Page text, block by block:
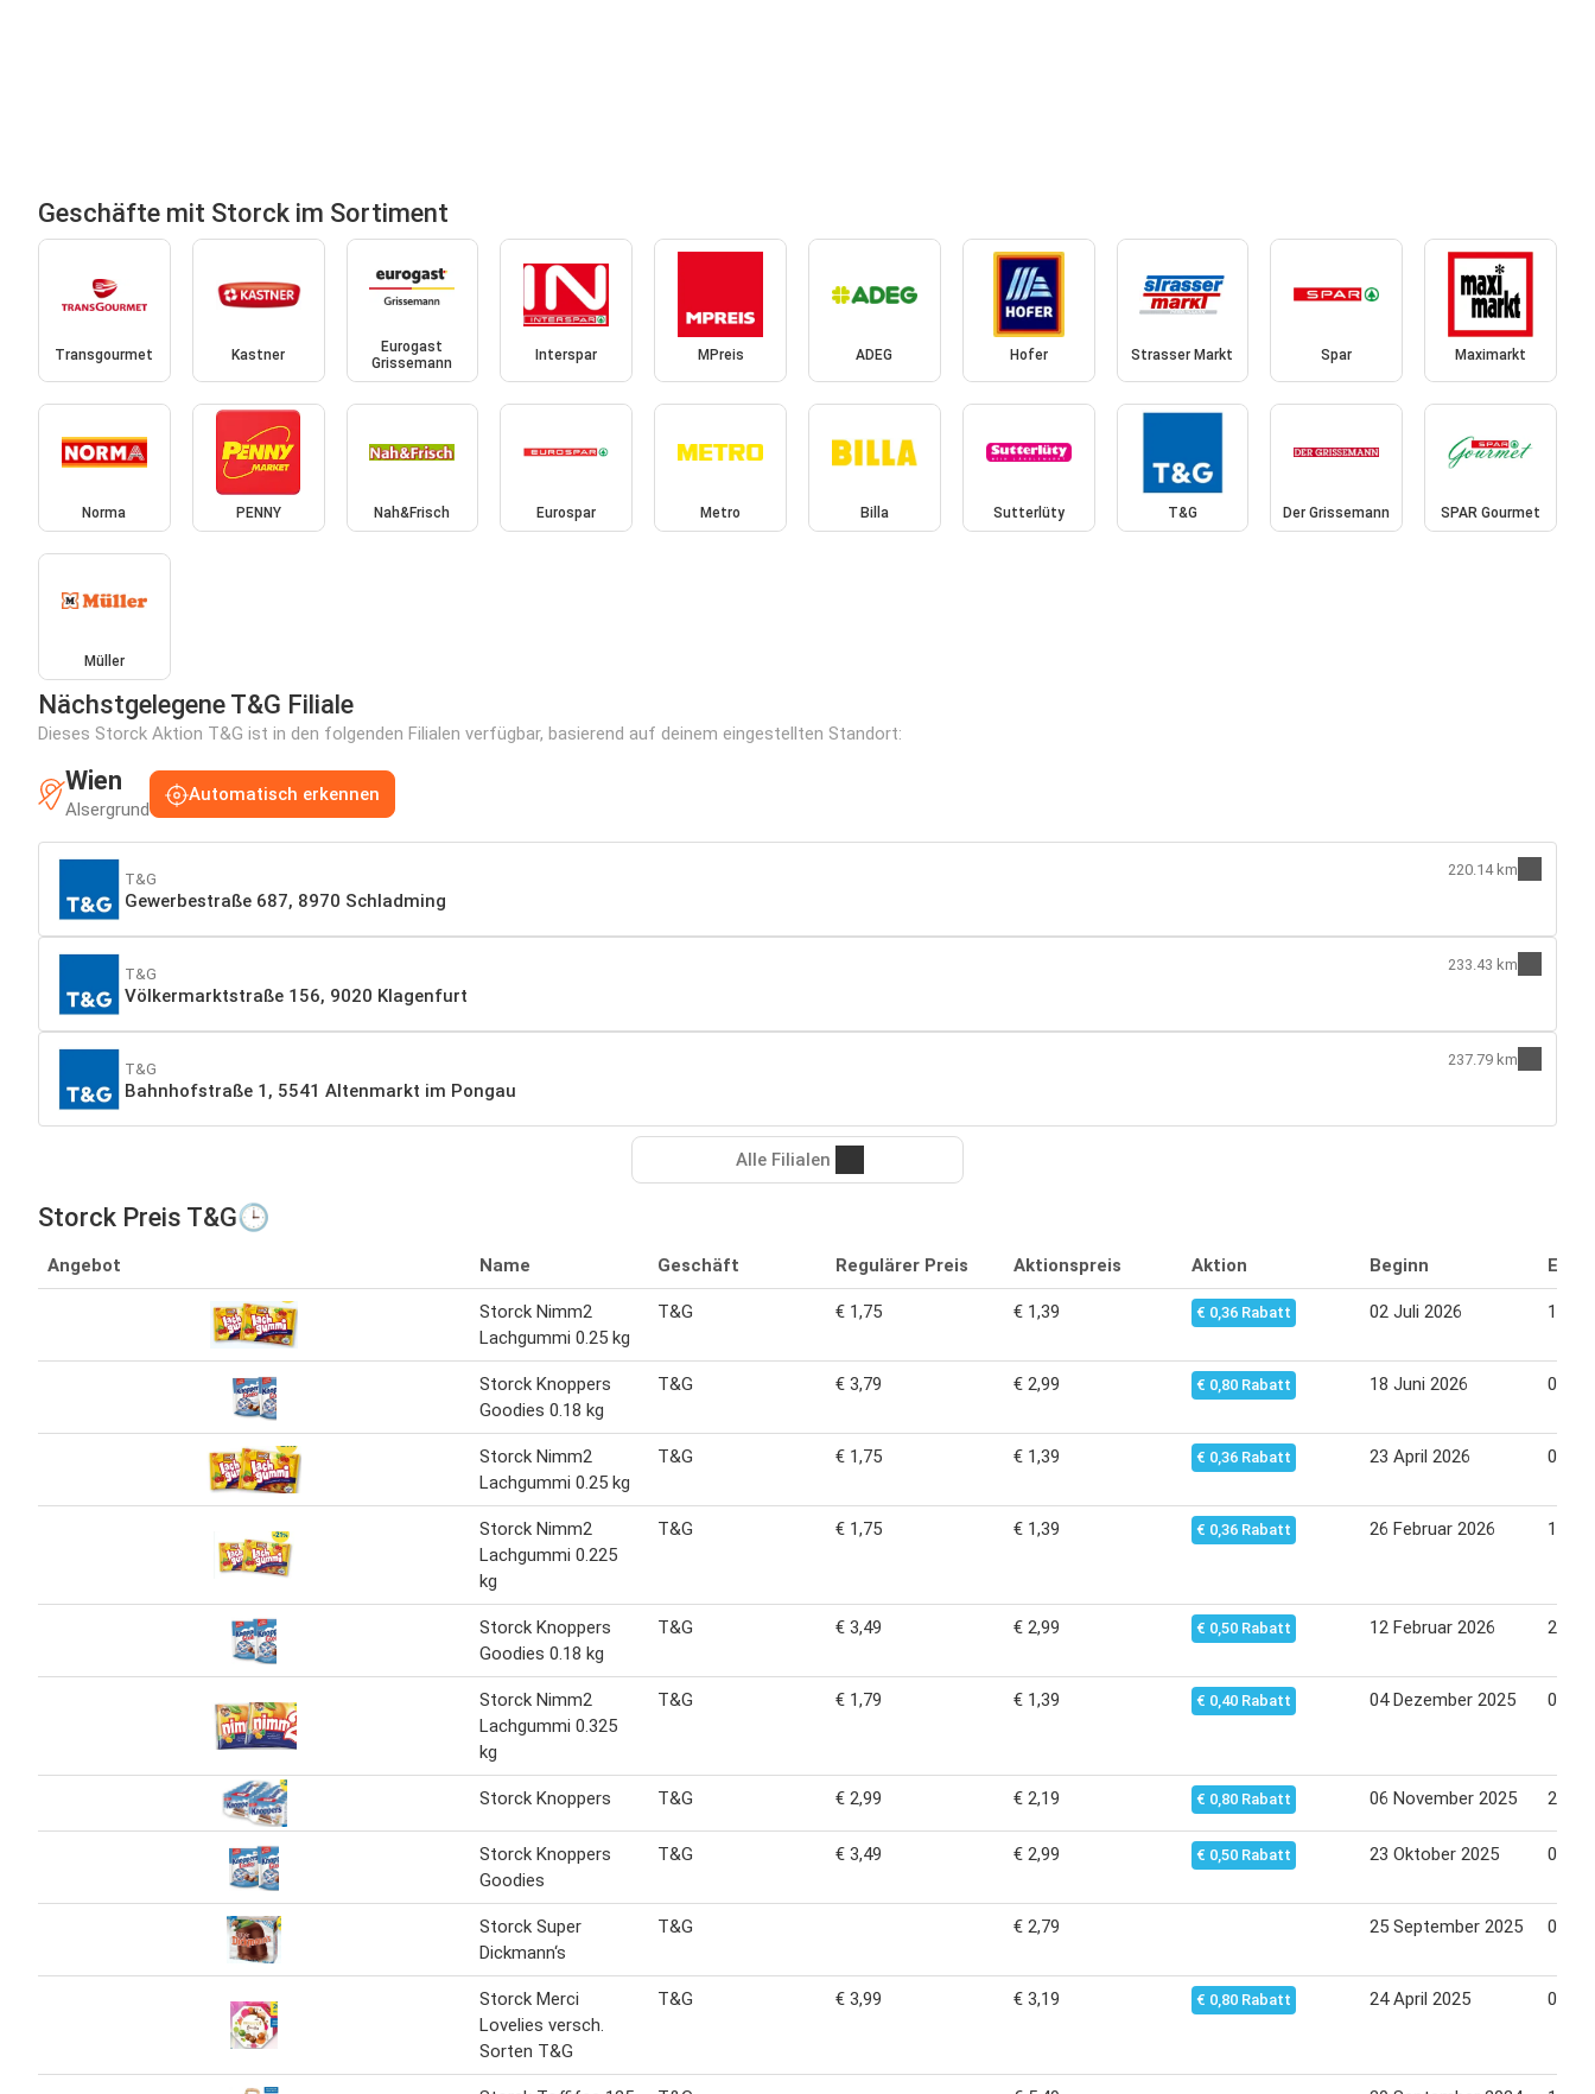
Geschäfte mit Storck im Sortiment
Transgourmet Kastner
Eurogast
Grissemann
Interspar MPreis ADEG Hofer Strasser Markt Spar Maximarkt
Norma PENNY Nah&Frisch Eurospar Metro Billa Sutterlüty T&G Der Grissemann SPAR Gourmet
Müller
Nächstgelegene T&G Filiale
Dieses Storck Aktion T&G ist in den folgenden Filialen verfügbar, basierend auf deinem eingestellten Standort:
Wien
Alsergrund
Automatisch erkennen
T&G
Gewerbestraße 687, 8970 Schladming
220.14 km
T&G
Völkermarktstraße 156, 9020 Klagenfurt
233.43 km
T&G
Bahnhofstraße 1, 5541 Altenmarkt im Pongau
237.79 km
Alle Filialen
Storck Preis T&G🕒
Angebot Name Geschäft Regulärer Preis Aktionspreis Aktion Beginn
Storck Nimm2
Lachgummi 0.25 kg
T&G € 1,75 € 1,39 € 0,36 Rabatt 02 Juli 2026 16
Storck Knoppers
Goodies 0.18 kg
T&G € 3,79 € 2,99 € 0,80 Rabatt 18 Juni 2026 02
Storck Nimm2
Lachgummi 0.25 kg
T&G € 1,75 € 1,39 € 0,36 Rabatt 23 April 2026 07
Storck Nimm2
Lachgummi 0.225
kg
T&G € 1,75 € 1,39 € 0,36 Rabatt 26 Februar 2026 12
Storck Knoppers
Goodies 0.18 kg
T&G € 3,49 € 2,99 € 0,50 Rabatt 12 Februar 2026 26
Storck Nimm2
Lachgummi 0.325
kg
T&G € 1,79 € 1,39 € 0,40 Rabatt 04 Dezember 2025 05
Storck Knoppers T&G € 2,99 € 2,19 € 0,80 Rabatt 06 November 2025 20
Storck Knoppers
Goodies
T&G € 3,49 € 2,99 € 0,50 Rabatt 23 Oktober 2025 06
Storck Super
Dickmann‘s
T&G € 2,79 25 September 2025 09
Storck Merci
Lovelies versch.
Sorten T&G
T&G € 3,99 € 3,19 € 0,80 Rabatt 24 April 2025 07